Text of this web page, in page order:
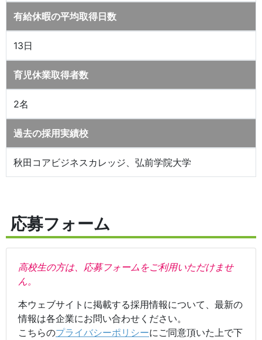
有給休暇の平均取得日数
13日
育児休業取得者数
2名
過去の採用実績校
秋田コアビジネスカレッジ、弘前学院大学
応募フォーム
高校生の方は、応募フォームをご利用いただけませ
ん。
本ウェブサイトに掲載する採用情報について、最新の
情報は各企業にお問い合わせください。
こちらのプライバシーポリシーにご同意頂いた上で下